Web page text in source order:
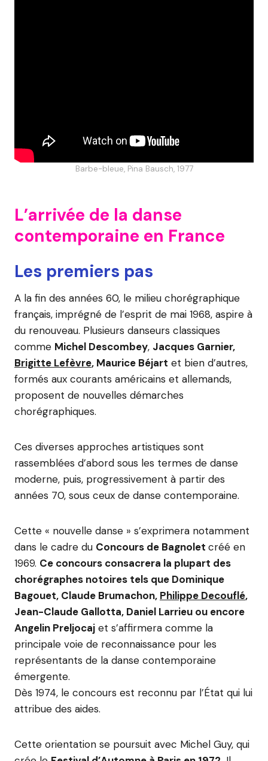
Barbe-bleue, Pina Bausch, 1977
L’arrivée de la danse
contemporaine en France
Les premiers pas
A la fin des années 60, le milieu chorégraphique
français, imprégné de l’esprit de mai 1968, aspire à
du renouveau. Plusieurs danseurs classiques
comme Michel Descombey, Jacques Garnier,
Brigitte Lefèvre, Maurice Béjart et bien d’autres,
formés aux courants américains et allemands,
proposent de nouvelles démarches
chorégraphiques.
Ces diverses approches artistiques sont
rassemblées d’abord sous les termes de danse
moderne, puis, progressivement à partir des
années 70, sous ceux de danse contemporaine.
Cette « nouvelle danse » s’exprimera notamment
dans le cadre du Concours de Bagnolet créé en
1969. Ce concours consacrera la plupart des
chorégraphes notoires tels que Dominique
Bagouet, Claude Brumachon, Philippe Decouflé,
Jean-Claude Gallotta, Daniel Larrieu ou encore
Angelin Preljocaj et s’affirmera comme la
principale voie de reconnaissance pour les
représentants de la danse contemporaine
émergente.
Dès 1974, le concours est reconnu par l’État qui lui
attribue des aides.
Cette orientation se poursuit avec Michel Guy, qui